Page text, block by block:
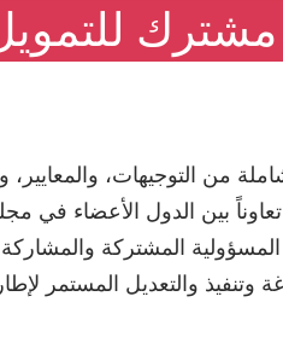
مشترك
من التوجيهات، والمعايير،
بين الدول الأعضاء في
المشتركة